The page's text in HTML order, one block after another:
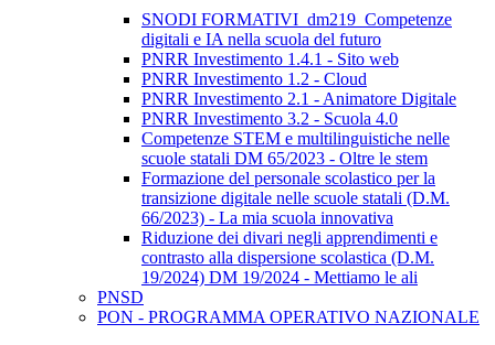
SNODI FORMATIVI_dm219_Competenze
digitali e IA nella scuola del futuro
PNRR Investimento 1.4.1 - Sito web
PNRR Investimento 1.2 - Cloud
PNRR Investimento 2.1 - Animatore Digitale
PNRR Investimento 3.2 - Scuola 4.0
Competenze STEM e multilinguistiche nelle
scuole statali DM 65/2023 - Oltre le stem
Formazione del personale scolastico per la
transizione digitale nelle scuole statali (D.M.
66/2023) - La mia scuola innovativa
Riduzione dei divari negli apprendimenti e
contrasto alla dispersione scolastica (D.M.
19/2024) DM 19/2024 - Mettiamo le ali
PNSD
PON - PROGRAMMA OPERATIVO NAZIONALE